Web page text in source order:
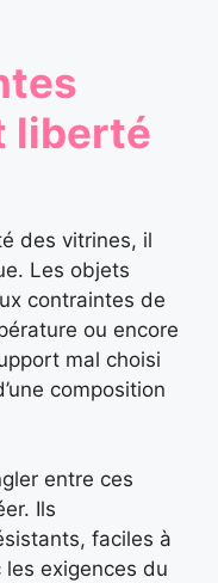
liberté
des vitrines, il
Les objets
contraintes de
ou encore
mal choisi
composition
entre ces
Ils
faciles à
exigences du